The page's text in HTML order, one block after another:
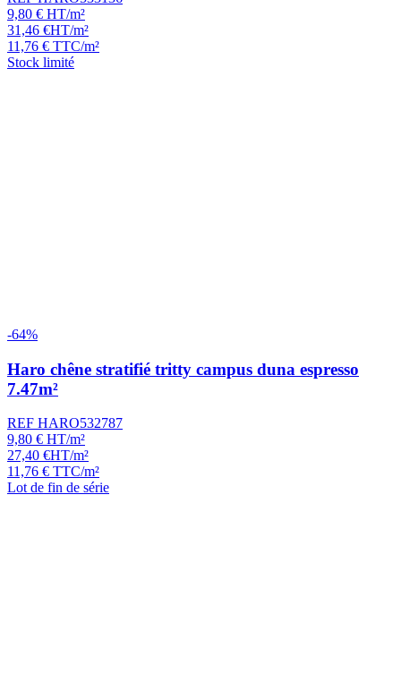
9,80 € HT/m²
31,46 €HT/m²
11,76 € TTC/m²
Stock limité
-64%
Haro chêne stratifié tritty campus duna espresso
7.47m²
REF HARO532787
9,80 € HT/m²
27,40 €HT/m²
11,76 € TTC/m²
Lot de fin de série